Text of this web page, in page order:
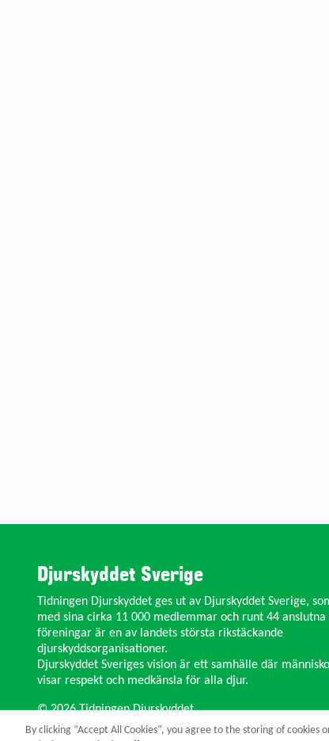
Djurskyddet Sverige
Tidningen Djurskyddet ges ut av Djurskyddet Sverige,
med sina cirka 11 000 medlemmar och runt 44 anslutna
föreningar är en av landets största rikstäckande
djurskyddsorganisationer.
Djurskyddet Sveriges vision är ett samhälle där
visar respekt och medkänsla för alla djur.
© 2026 Tidningen Djurskyddet.
By clicking “Accept All Cookies”, you agree to the storing of